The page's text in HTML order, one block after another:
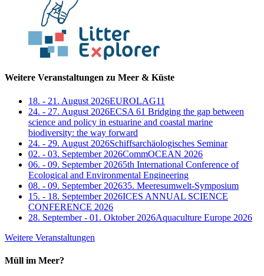
Weitere Veranstaltungen zu Meer & Küste
18. - 21. August 2026EUROLAG11
24. - 27. August 2026ECSA 61 Bridging the gap between
science and policy in estuarine and coastal marine
biodiversity: the way forward
24. - 29. August 2026Schiffsarchäologisches Seminar
02. - 03. September 2026CommOCEAN 2026
06. - 09. September 20265th International Conference of
Ecological and Environmental Engineering
08. - 09. September 202635. Meeresumwelt-Symposium
15. - 18. September 2026ICES ANNUAL SCIENCE
CONFERENCE 2026
28. September - 01. Oktober 2026Aquaculture Europe 2026
Weitere Veranstaltungen
Müll im Meer?